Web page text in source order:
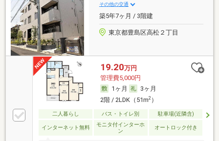
その他の交通
築5年7ヶ月 / 3階建
東京都豊島区高松２丁目
19.20万円
管理費5,000円
1ヶ月
3ヶ月
2階 / 2LDK（51m2）
二人暮らし バス・トイレ別 駐車場(近隣含)
インターネット無料
モニタ付インターホ
ン
オートロック付き